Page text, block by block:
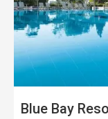
Blue Bay